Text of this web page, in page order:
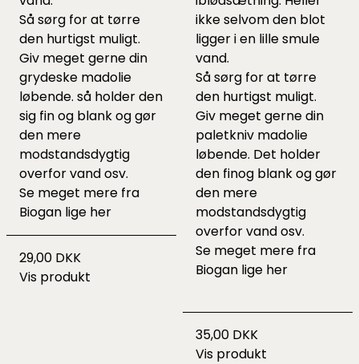
Så sørg for at tørre
den hurtigst muligt.
Giv meget gerne din
grydeske madolie
løbende. så holder den
sig fin og blank og gør
den mere
modstandsdygtig
overfor vand osv.
Se meget mere fra
Biogan lige her
29,00 DKK
Vis produkt
ikke selvom den blot
ligger i en lille smule
vand.
Så sørg for at tørre
den hurtigst muligt.
Giv meget gerne din
paletkniv madolie
løbende. Det holder
den finog blank og gør
den mere
modstandsdygtig
overfor vand osv.
Se meget mere fra
Biogan lige her
35,00 DKK
Vis produkt